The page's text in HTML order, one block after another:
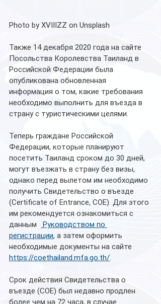
Photo by XVIIIZZ on Unsplash
Также 14 декабря 2020 года на сайте
Посольства Королевства Таиланд в
Российской Федерации была
опубликована обновленная
информация о том, какие требования
необходимо выполнить для въезда в
страну с туристическими целями.
Теперь граждане Российской
Федерации, которые планируют
посетить Таиланд сроком до 30 дней,
могут въезжать в страну без визы,
однако перед вылетом им необходимо
получить Свидетельство о въезде
(Сertificate of Entrance, СОЕ). Для этого
им рекомендуется ознакомиться с
данным
Руководством по
регистрации, а затем оформить
необходимые документы на сайте
https://coethailand.mfa.go.th/
Срок действия Свидетельства о
въезде (COE) был недавно продлен
более чем на 72 часа, в случае